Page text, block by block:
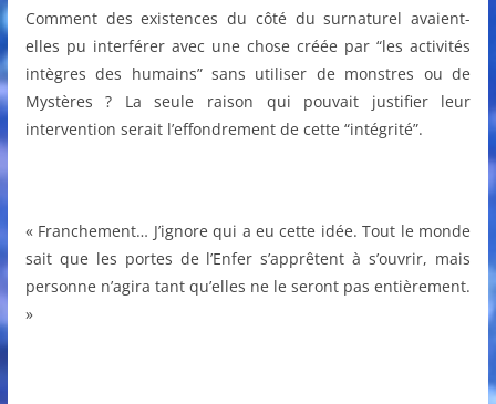
Comment des existences du côté du surnaturel avaient-
elles pu interférer avec une chose créée par “les activités
intègres des humains” sans utiliser de monstres ou de
Mystères ? La seule raison qui pouvait justifier leur
intervention serait l’effondrement de cette “intégrité”.
« Franchement… J’ignore qui a eu cette idée. Tout le monde
sait que les portes de l’Enfer s’apprêtent à s’ouvrir, mais
personne n’agira tant qu’elles ne le seront pas entièrement.
»